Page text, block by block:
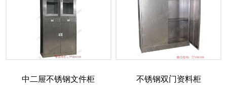
中二屉不锈钢文件柜 不锈钢双门资料柜